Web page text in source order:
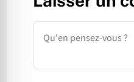
Commentaire